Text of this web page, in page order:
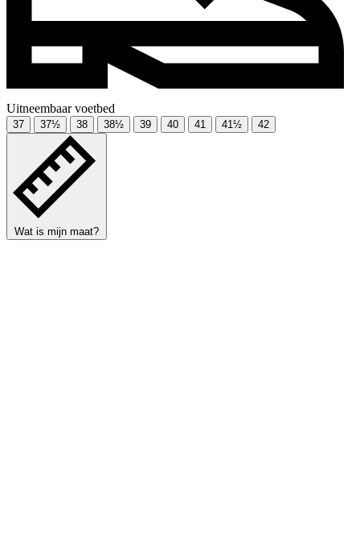
Uitneembaar voetbed
37 37½ 38 38½ 39 40 41 41½ 42
Wat is mijn maat?